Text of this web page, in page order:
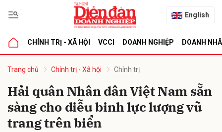
English
CHÍNH TRỊ - XÃ HỘI VCCI DOANH NGHIỆP DOANH
Trang chủ Chính trị - Xã hội Chính trị
Hải quân Nhân dân Việt Nam sẵn
sàng cho diễu binh lực lượng vũ
trang trên biển
luận